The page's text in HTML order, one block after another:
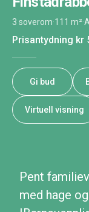
3 soverom·111 m²·
Prisantydning kr
Gi bud
Virtuell visning
Pent
med hage